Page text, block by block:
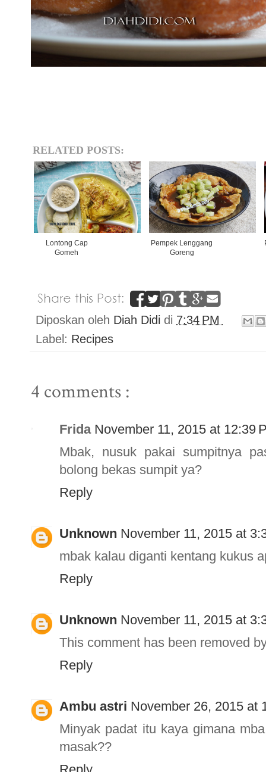
RELATED POSTS:
Lontong Cap
Gomeh
Pempek Lenggang
Goreng
Diposkan oleh Diah Didi di 7:34 PM
Label: Recipes
4 comments :
Frida November 11, 2015 at 12:39
Mbak, nusuk pakai sumpitnya
bolong bekas sumpit ya?
Reply
Unknown November 11, 2015 at
mbak kalau diganti kentang kukus
Reply
Unknown November 11, 2015 at
This comment has been removed
Reply
Ambu astri November 26, 2015 at
Minyak padat itu kaya gimana
masak??